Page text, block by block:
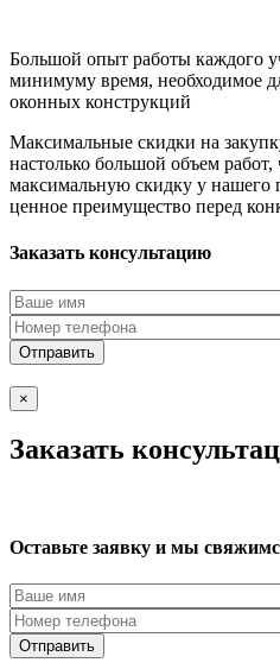
Большой опыт работы каждого
минимуму время, необходимое
оконных конструкций
Максимальные скидки на
настолько большой объем работ,
максимальную скидку у нашего
ценное преимущество перед
Заказать консультацию
×
Заказать
Оставьте заявку и мы